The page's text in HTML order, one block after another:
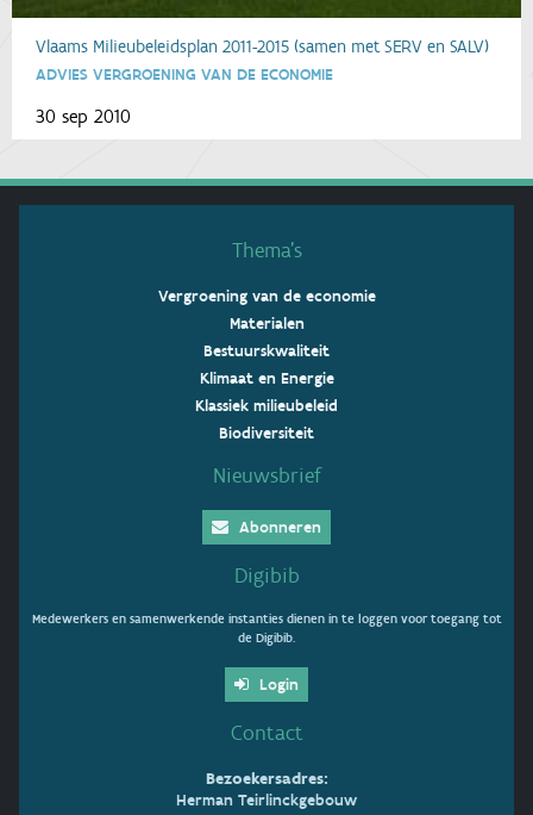
Vlaams Milieubeleidsplan 2011-2015 (samen met SERV en SALV)
ADVIES VERGROENING VAN DE ECONOMIE
30 sep 2010
Thema’s
Vergroening van de economie
Materialen
Bestuurskwaliteit
Klimaat en Energie
Klassiek milieubeleid
Biodiversiteit
Nieuwsbrief
Abonneren
Digibib
Medewerkers en samenwerkende instanties dienen in te loggen voor toegang tot
de Digibib.
Login
Contact
Bezoekersadres:
Herman Teirlinckgebouw